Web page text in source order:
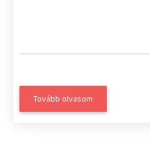
Tovább olvasom